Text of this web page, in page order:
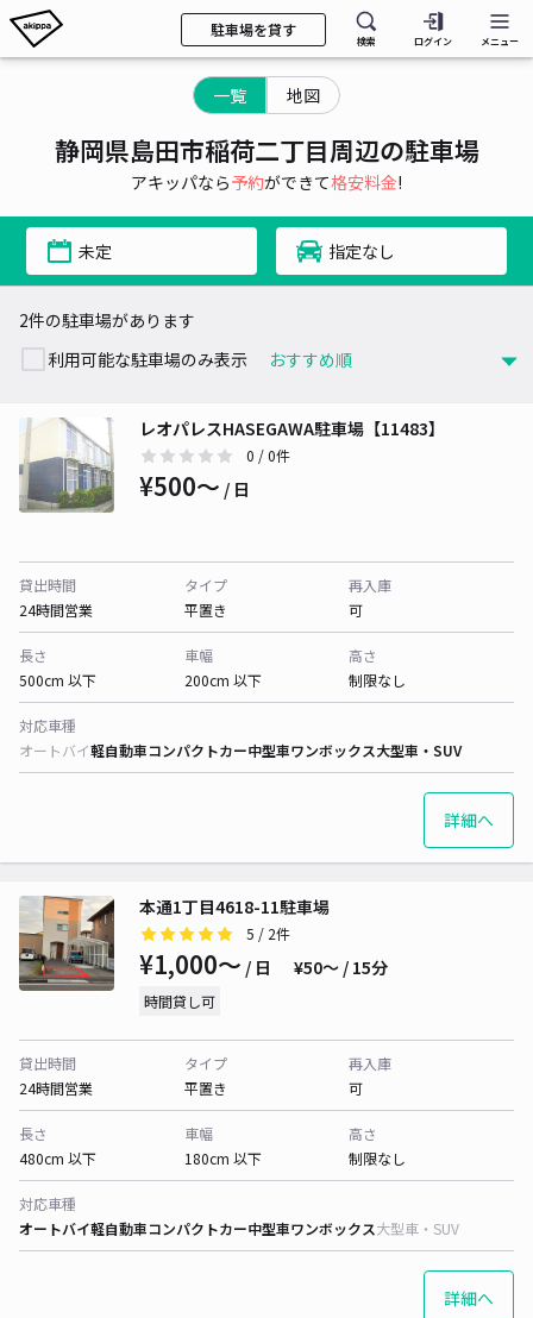
駐車場を貸す
検索 ログイン メニュー
一覧 地図
静岡県島田市稲荷二丁目周辺の駐車場
アキッパなら予約ができて格安料金!
未定 指定なし
2件の駐車場があります
利用可能な駐車場のみ表示
レオパレスHASEGAWA駐車場【11483】
0 / 0件
¥500〜 / 日
貸出時間
24時間営業
タイプ
平置き
再入庫
可
長さ
500cm 以下
車幅
200cm 以下
高さ
制限なし
対応車種
オートバイ軽自動車コンパクトカー中型車ワンボックス大型車・SUV
詳細へ
本通1丁目4618-11駐車場
5 / 2件
¥1,000〜 / 日 ¥50〜 / 15分
時間貸し可
貸出時間
24時間営業
タイプ
平置き
再入庫
可
長さ
480cm 以下
車幅
180cm 以下
高さ
制限なし
対応車種
オートバイ軽自動車コンパクトカー中型車ワンボックス大型車・SUV
詳細へ